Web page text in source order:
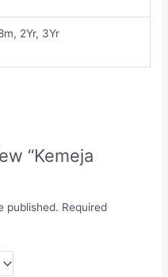
2Yr, 3Yr
“Kemeja
published. Required